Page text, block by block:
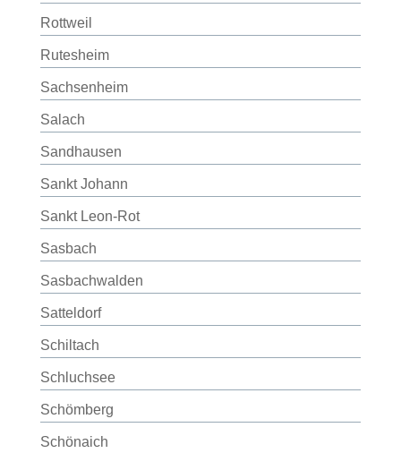
Rottweil
Rutesheim
Sachsenheim
Salach
Sandhausen
Sankt Johann
Sankt Leon-Rot
Sasbach
Sasbachwalden
Satteldorf
Schiltach
Schluchsee
Schömberg
Schönaich